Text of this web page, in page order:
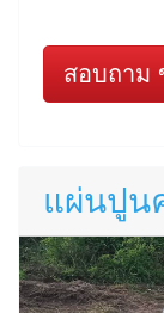
สอบถาม
แผ่นปูน